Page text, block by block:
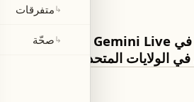
ميزة الذاكرة في Gemini Live متاحة فقط
الولايات المتحدة
↳متفرقات
↳صحّة